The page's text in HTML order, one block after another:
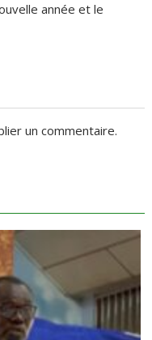
année et le
un commentaire.